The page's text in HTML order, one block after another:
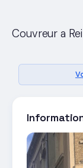
Couvreur a